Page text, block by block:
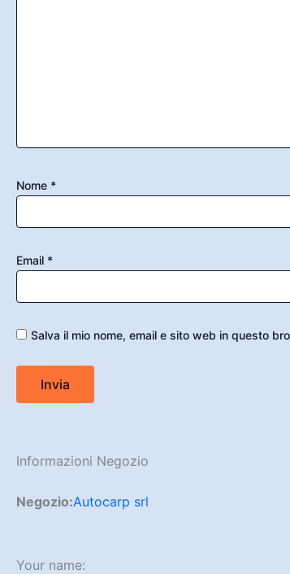
Nome *
Email *
Salva il mio nome, email e sito web in questo
Informazioni Negozio
Negozio:Autocarp srl
Your name: